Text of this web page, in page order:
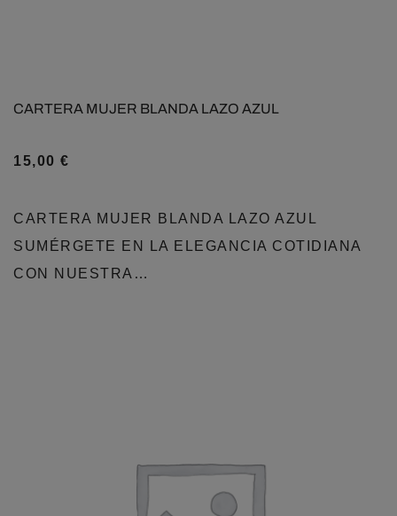
CARTERA MUJER BLANDA LAZO AZUL
15,00 €
CARTERA MUJER BLANDA LAZO AZUL
SUMÉRGETE EN LA ELEGANCIA COTIDIANA
CON NUESTRA…